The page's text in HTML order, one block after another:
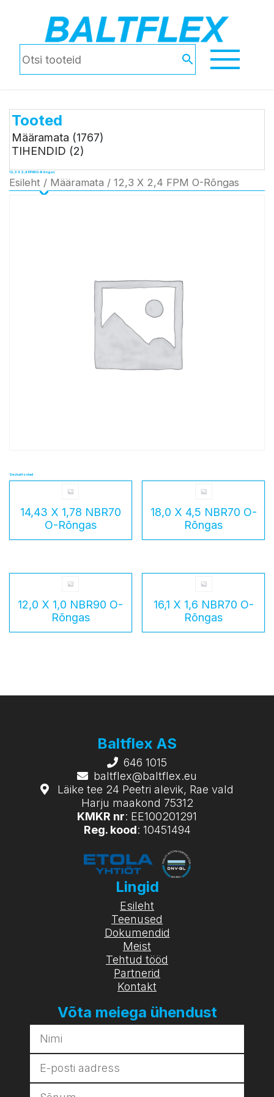
Tooted
Määramata (1767)
TIHENDID (2)
12,3 X 2,4 FPM O-Rõngas
Esileht / Määramata / 12,3 X 2,4 FPM O-Rõngas
Seotud tooted
14,43 X 1,78 NBR70
O-Rõngas
18,0 X 4,5 NBR70 O-
Rõngas
12,0 X 1,0 NBR90 O-
Rõngas
16,1 X 1,6 NBR70 O-
Rõngas
Baltflex AS
646 1015
baltflex@baltflex.eu
Läike tee 24 Peetri alevik, Rae vald
Harju maakond 75312
KMKR nr: EE100201291
Reg. kood: 10451494
Lingid
Esileht
Teenused
Dokumendid
Meist
Tehtud tööd
Partnerid
Kontakt
Võta meiega ühendust